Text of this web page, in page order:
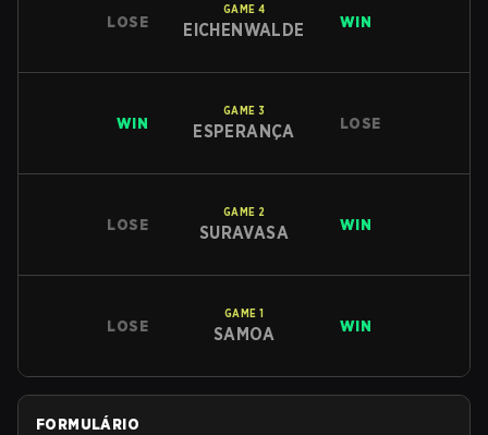
LOSE
GAME 4
EICHENWALDE WIN
WIN
GAME 3
ESPERANÇA LOSE
LOSE
GAME 2
SURAVASA WIN
LOSE
GAME 1
SAMOA WIN
FORMULÁRIO